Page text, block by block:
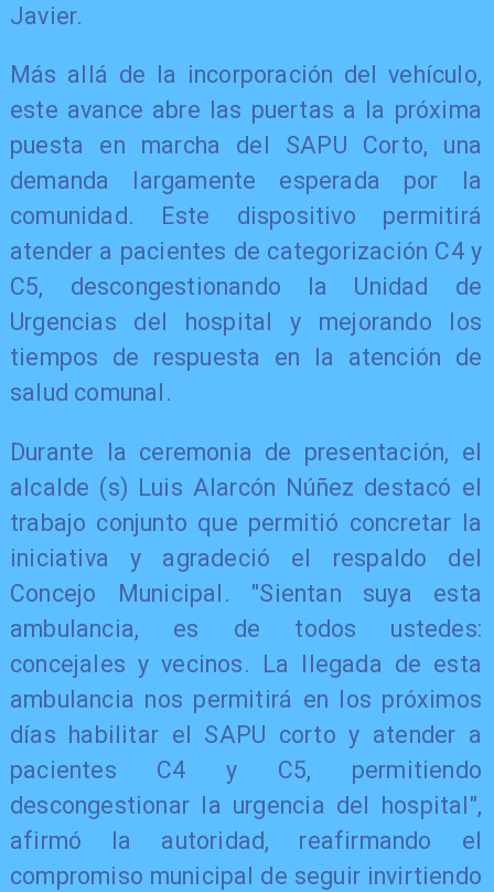
Javier.
Más allá de la incorporación del vehículo,
este avance abre las puertas a la próxima
puesta en marcha del SAPU Corto, una
demanda largamente esperada por la
comunidad. Este dispositivo permitirá
atender a pacientes de categorización C4 y
C5, descongestionando la Unidad de
Urgencias del hospital y mejorando los
tiempos de respuesta en la atención de
salud comunal.
Durante la ceremonia de presentación, el
alcalde (s) Luis Alarcón Núñez destacó el
trabajo conjunto que permitió concretar la
iniciativa y agradeció el respaldo del
Concejo Municipal. "Sientan suya esta
ambulancia, es de todos ustedes:
concejales y vecinos. La llegada de esta
ambulancia nos permitirá en los próximos
días habilitar el SAPU corto y atender a
pacientes C4 y C5, permitiendo
descongestionar la urgencia del hospital",
afirmó la autoridad, reafirmando el
compromiso municipal de seguir invirtiendo